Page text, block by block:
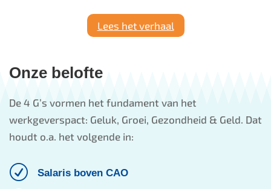
Lees het verhaal
Onze belofte
De 4 G’s vormen het fundament van het
werkgeverspact: Geluk, Groei, Gezondheid & Geld. Dat
houdt o.a. het volgende in:
R Salaris boven CAO